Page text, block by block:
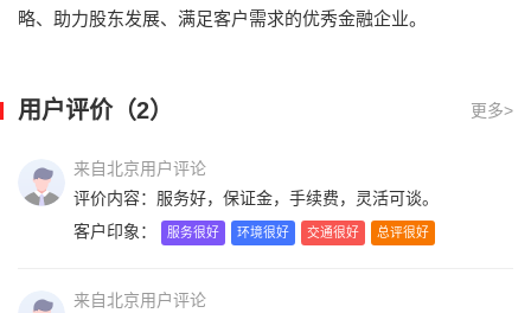
略、助力股东发展、满足客户需求的优秀金融企业。
用户评价（2） 更多>
来自北京用户评论
评价内容：服务好，保证金，手续费，灵活可谈。
客户印象：
服务很好 环境很好 交通很好 总评很好
来自北京用户评论